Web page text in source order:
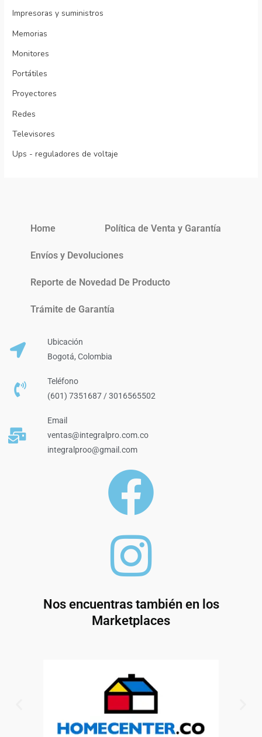
Impresoras y suministros
Memorias
Monitores
Portátiles
Proyectores
Redes
Televisores
Ups - reguladores de voltaje
Home Política de Venta y Garantía
Envíos y Devoluciones
Reporte de Novedad De Producto
Trámite de Garantía
Ubicación
Bogotá, Colombia
Teléfono
(601) 7351687 / 3016565502
Email
ventas@integralpro.com.co
integralproo@gmail.com
Nos encuentras también en los
Marketplaces